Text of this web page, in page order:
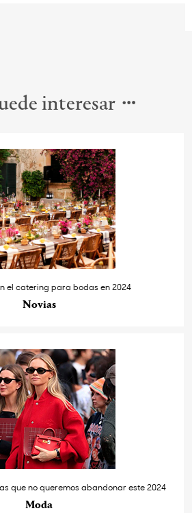
interesar
el catering para bodas en 2024
Novias
que no queremos abandonar este 2024
Moda